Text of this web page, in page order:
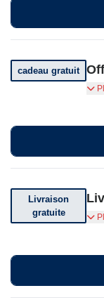
cadeau gratuit
Livraison
gratuite